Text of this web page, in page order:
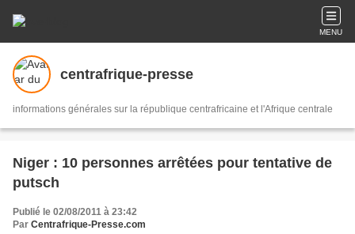
MENU
centrafrique-presse
informations générales sur la république centrafricaine et l'Afrique centrale
Niger : 10 personnes arrêtées pour tentative de
putsch
Publié le 02/08/2011 à 23:42
Par Centrafrique-Presse.com